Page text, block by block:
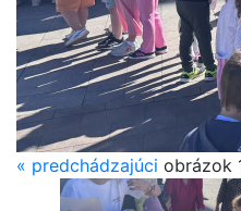
« predchádzajúci obrázok